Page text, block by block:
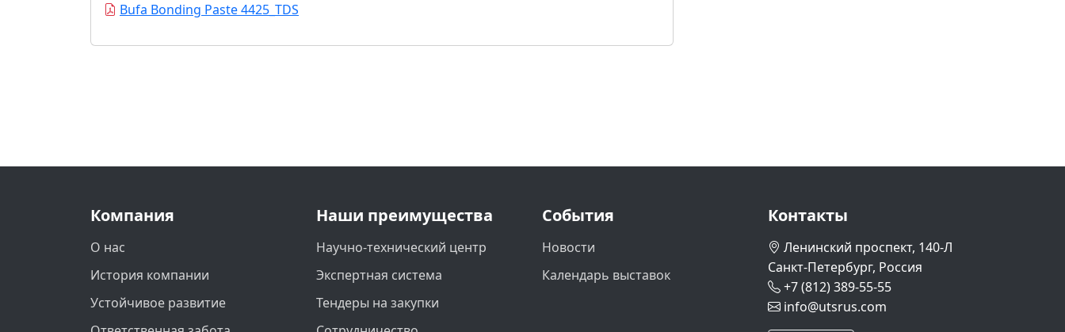
Bufa Bonding Paste 4425_TDS
Компания
О нас
История компании
Устойчивое развитие
Наши преимущества
Научно-технический центр
Экспертная система
Тендеры на закупки
События
Новости
Календарь выставок
Контакты
Ленинский проспект, 140-Л
Санкт-Петербург, Россия
+7 (812) 389-55-55
info@utsrus.com